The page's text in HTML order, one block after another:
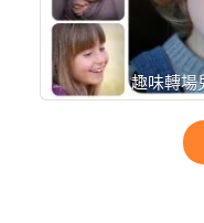
趣味轉場